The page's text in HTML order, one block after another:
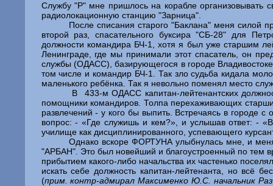
Службу "Р" мне пришлось на корабле организовывать
радиолокационную станцию "Зарница".
После списания старого "Баклана" меня силой
второй раз, спасательного буксира "СБ-28" для
должности командира БЧ-1, хотя я был уже старшим
Ленинграде, где мы принимали этот спасатель, он
службы (ОДАСС), базирующегося в городе
том числе и командир БЧ-1. Так зло судьба кидала
маленького ребёнка. Так я невольно поменял место
В
433-м ОДАСС капитан-лейтенантских
помощники командиров. Толпа перехаживающих
развлечений - у кого бы выпить. Встречаясь в городе
вопрос: - «Где служишь и кем?», и услышав ответ: -
училище как дисциплинированного, успевающего
Однако вскоре ФОРТУНА улыбнулась мне, и
"АРБАН". Это был новейший и благоустроенный по тем
прибытием какого-либо начальства их частенько
искать себе должность капитан-лейтенанта, но всё
(прим. контр-адмирал Максименко Ю.С. начальник